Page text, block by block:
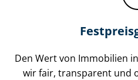
Den Wert von Immobilien
wir fair, transparent und